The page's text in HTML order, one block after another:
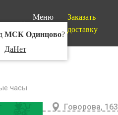
МСК Одинцово?
ДаНет
Меню
Заказать
доставку
часы
Говорова, 163